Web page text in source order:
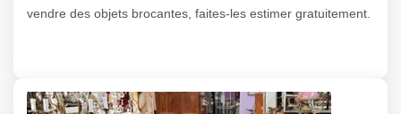
vendre des objets brocantes, faites-les estimer gratuitement.